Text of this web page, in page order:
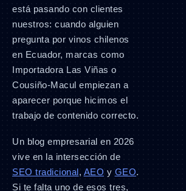
está pasando con clientes
nuestros: cuando alguien
pregunta por vinos chilenos
en Ecuador, marcas como
Importadora Las Viñas o
Cousiño-Macul empiezan a
aparecer porque hicimos el
trabajo de contenido correcto.
Un blog empresarial en 2026
vive en la intersección de
SEO tradicional, AEO y GEO.
Si te falta uno de esos tres,